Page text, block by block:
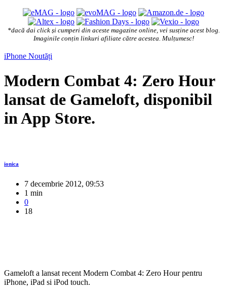
*dacă dai click și cumperi din aceste magazine online, vei susține acest blog.
Imaginile conțin linkuri afiliate către acestea. Mulțumesc!
iPhone Noutăți
Modern Combat 4: Zero Hour
lansat de Gameloft, disponibil
in App Store.
ionica
7 decembrie 2012, 09:53
1 min
0
18
Gameloft a lansat recent Modern Combat 4: Zero Hour pentru
iPhone, iPad si iPod touch.